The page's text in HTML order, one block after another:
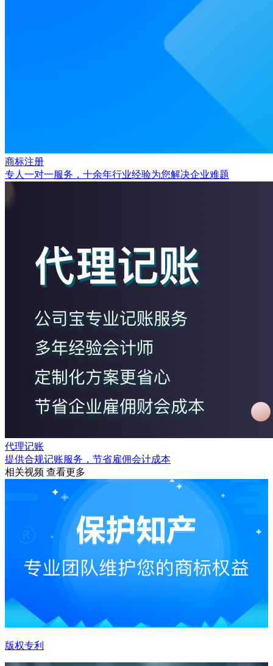
商标注册
专人一对一服务，十余年行业经验为您解决企业难题
代理记账
提供合规记账服务，节省雇佣会计成本
相关视频 查看更多
版权专利